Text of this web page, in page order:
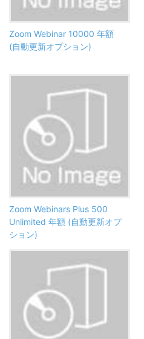
Zoom Webinar 10000 年額
(自動更新オプション)
Zoom Webinars Plus 500
Unlimited 年額 (自動更新オプ
ション)